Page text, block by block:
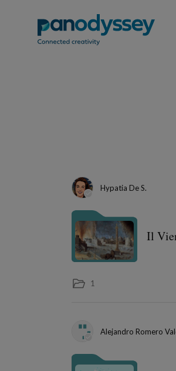
Hypatia De S.
Il
1
Alejandro Romero